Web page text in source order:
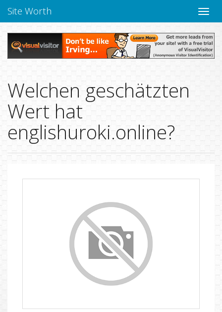
Site Worth
Welchen geschätzten
Wert hat
englishuroki.online?